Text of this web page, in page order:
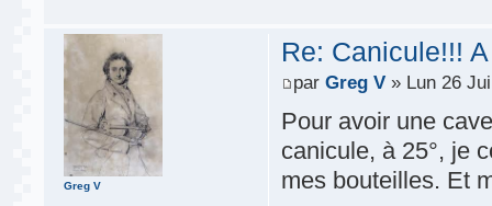
Re: Canicule!!!
parGreg V » Lun 26
Pour avoir une
canicule, à 25°, je
mes bouteilles. Et
Greg V